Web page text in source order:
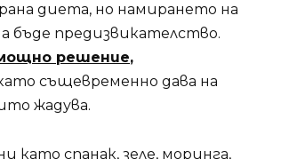
диета, но намирането на
бъде предизвикателство.
решение,
същевременно дава на
жадува.
като спанак, зеле, моринга,